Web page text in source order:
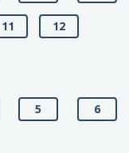
11
12
5 6